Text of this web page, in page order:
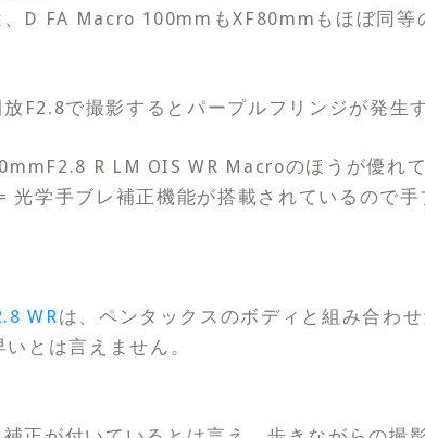
D FA Macro 100mmもXF80mmもほぼ同等
F2.8で撮影するとパープルフリンジが発生
R LM OIS WR Macroのほうが優れて
学手ブレ補正機能が搭載されているので手
WR は、ペンタックスのボディと組み合わ
とは言えません。